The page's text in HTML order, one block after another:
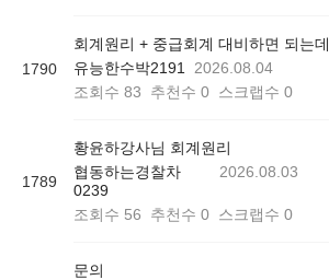
1790
회계원리 + 중급회계 대비하면 되는데
유능한수박2191
2026.08.04
조회수 83 추천수 0 스크랩수 0
1789
황윤하강사님 회계원리
협동하는경찰차
0239
2026.08.03
조회수 56 추천수 0 스크랩수 0
문의